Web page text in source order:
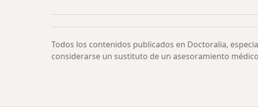
Todos los contenidos publicados en Doctoralia,
considerarse un sustituto de un asesoramiento